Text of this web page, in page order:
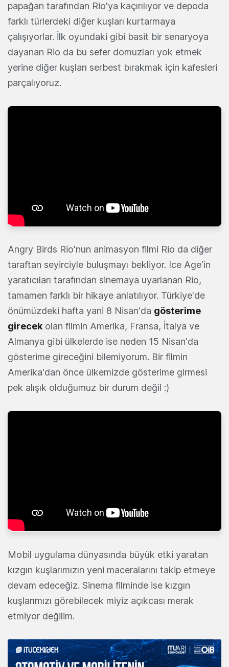
papağan tarafından Rio'ya kaçırılıyor ve depoda
farklı türlerdeki diğer kuşları kurtarmaya
çalışıyorlar. İlk oyundaki gibi basit bir senaryoya
dayanan Rio da bu sefer domuzları yok etmek
yerine diğer kuşları serbest bırakmak için kafesleri
parçalıyoruz.
Angry Birds Rio'nun animasyon filmi Rio da diğer
taraftan seyirciyle buluşmayı bekliyor. Ice Age'in
yaratıcıları tarafından sinemaya uyarlanan Rio,
tamamen farklı bir hikaye anlatılıyor. Türkiye'de
önümüzdeki hafta yani 8 Nisan'da gösterime
girecek olan filmin Amerika, Fransa, İtalya ve
Almanya gibi ülkelerde ise neden 15 Nisan'da
gösterime gireceğini bilemiyorum. Bir filmin
Amerika'dan önce ülkemizde gösterime girmesi
pek alışık olduğumuz bir durum değil :)
Mobil uygulama dünyasında büyük etki yaratan
kızgın kuşlarımızın yeni maceralarını takip etmeye
devam edeceğiz. Sinema filminde ise kızgın
kuşlarımızı görebilecek miyiz açıkcası merak
etmiyor değilim.